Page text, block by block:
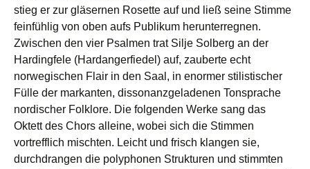
stieg er zur gläsernen Rosette auf und ließ seine Stimme
feinfühlig von oben aufs Publikum herunterregnen.
Zwischen den vier Psalmen trat Silje Solberg an der
Hardingfele (Hardangerfiedel) auf, zauberte echt
norwegischen Flair in den Saal, in enormer stilistischer
Fülle der markanten, dissonanzgeladenen Tonsprache
nordischer Folklore. Die folgenden Werke sang das
Oktett des Chors alleine, wobei sich die Stimmen
vortrefflich mischten. Leicht und frisch klangen sie,
durchdrangen die polyphonen Strukturen und stimmten